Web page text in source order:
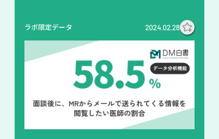
ラボ限定データ 2024.02.28